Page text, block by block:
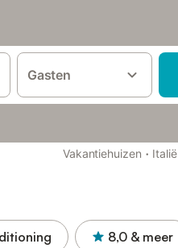
Gasten
Vakantiehuizen · Italië
8,0 & meer